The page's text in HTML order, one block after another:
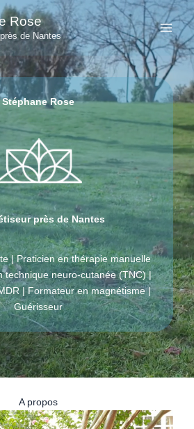
Rose
de Nantes
Stéphane Rose
près de Nantes
| Praticien en thérapie manuelle
technique neuro-cutanée (TNC) |
| Formateur en magnétisme |
Guérisseur
A propos